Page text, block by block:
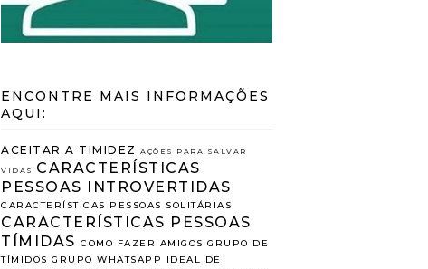
ENCONTRE MAIS INFORMAÇÕES
AQUI:
ACEITAR A TIMIDEZ AÇÕES PARA SALVAR
VIDAS
CARACTERÍSTICAS
PESSOAS INTROVERTIDAS
CARACTERÍSTICAS PESSOAS SOLITÁRIAS
CARACTERÍSTICAS PESSOAS
TÍMIDAS COMO FAZER AMIGOS GRUPO DE
TÍMIDOS GRUPO WHATSAPP
IDEAL DE